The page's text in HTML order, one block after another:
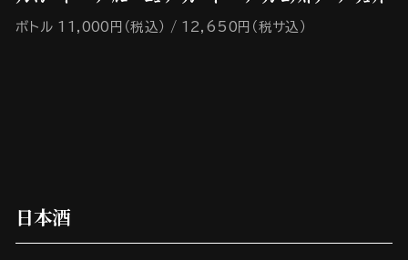
ボトル 11,000円（税込） 12,650円（税サ込）
日本酒